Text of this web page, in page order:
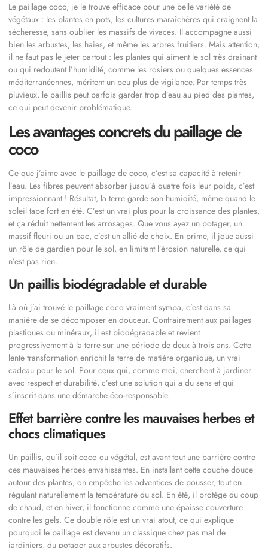
Le paillage coco, je le trouve efficace pour une belle variété de
végétaux : les plantes en pots, les cultures maraîchères qui craignent la
sécheresse, sans oublier les massifs de vivaces. Il accompagne aussi
bien les arbustes, les haies, et même les arbres fruitiers. Mais attention,
il ne faut pas le jeter partout : les plantes qui aiment le sol très drainant
ou qui redoutent l’humidité, comme les rosiers ou quelques essences
méditerranéennes, méritent un peu plus de vigilance. Par temps très
pluvieux, le paillis peut parfois garder trop d’eau au pied des plantes,
ce qui peut devenir problématique.
Les avantages concrets du paillage de
coco
Ce que j’aime avec le paillage de coco, c’est sa capacité à retenir
l’eau. Les fibres peuvent absorber jusqu’à quatre fois leur poids, c’est
impressionnant ! Résultat, la terre garde son humidité, même quand le
soleil tape fort en été. C’est un vrai plus pour la croissance des plantes,
et ça réduit nettement les arrosages. Que vous ayez un potager, un
massif fleuri ou un bac, c’est un allié de choix. En prime, il joue aussi
un rôle de gardien pour le sol, en limitant l’érosion naturelle, ce qui
n’est pas rien.
Un paillis biodégradable et durable
Là où j’ai trouvé le paillage coco vraiment sympa, c’est dans sa
manière de se décomposer en douceur. Contrairement aux paillages
plastiques ou minéraux, il est biodégradable et revient
progressivement à la terre sur une période de deux à trois ans. Cette
lente transformation enrichit la terre de matière organique, un vrai
cadeau pour le sol. Pour ceux qui, comme moi, cherchent à jardiner
avec respect et durabilité, c’est une solution qui a du sens et qui
s’inscrit dans une démarche éco-responsable.
Effet barrière contre les mauvaises herbes et
chocs climatiques
Un paillis, qu’il soit coco ou végétal, est avant tout une barrière contre
ces mauvaises herbes envahissantes. En installant cette couche douce
autour des plantes, on empêche les adventices de pousser, tout en
régulant naturellement la température du sol. En été, il protège du coup
de chaud, et en hiver, il fonctionne comme une épaisse couverture
contre les gels. Ce double rôle est un vrai atout, ce qui explique
pourquoi le paillage est devenu un classique chez pas mal de
jardiniers, du potager aux arbustes décoratifs.